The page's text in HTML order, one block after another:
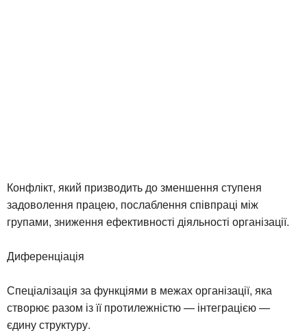
Конфлікт, який призводить до зменшення ступеня
задоволення працею, послаблення співпраці між
групами, зниження ефективності діяльності організації.
Диференціація
Спеціалізація за функціями в межах організації, яка
створює разом із її протилежністю — інтеграцією —
єдину структуру.